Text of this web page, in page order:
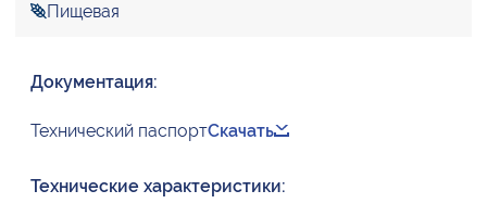
Пищевая
Документация:
Технический паспортСкачать
Технические характеристики: